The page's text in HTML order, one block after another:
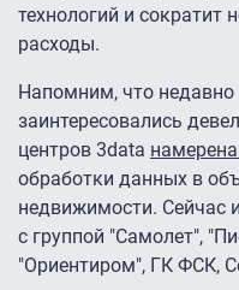
технологий и
расходы.
Напомним, что
заинтересовались
центров 3data
обработки данных в
недвижимости. Сейчас
с группой "Самолет",
"Ориентиром", ГК ФСК,